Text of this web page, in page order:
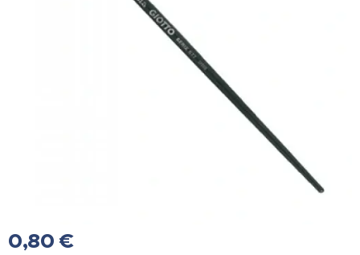
0,80 €